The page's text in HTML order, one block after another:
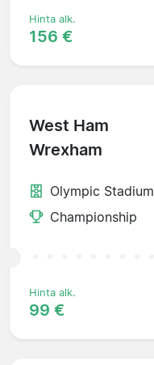
Hinta alk.
156 €
West Ham
Wrexham
Olympic Stadium
Championship
Hinta alk.
99 €